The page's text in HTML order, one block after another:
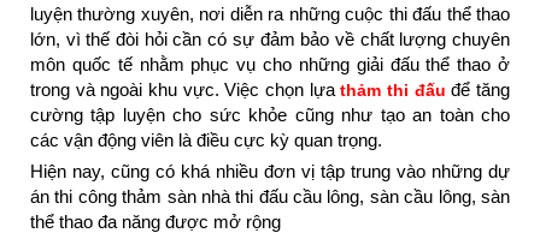
luyện thường xuyên, nơi diễn ra những cuộc thi đấu thể thao
lớn, vì thế đòi hỏi cần có sự đảm bảo về chất lượng chuyên
môn quốc tế nhằm phục vụ cho những giải đấu thể thao ở
trong và ngoài khu vực. Việc chọn lựathảm thi đấu để tăng
cường tập luyện cho sức khỏe cũng như tạo an toàn cho
các vận động viên là điều cực kỳ quan trọng.
Hiện nay, cũng có khá nhiều đơn vị tập trung vào những dự
án thi công thảm sàn nhà thi đấu cầu lông, sàn cầu lông, sàn
thể thao đa năng được mở rộng